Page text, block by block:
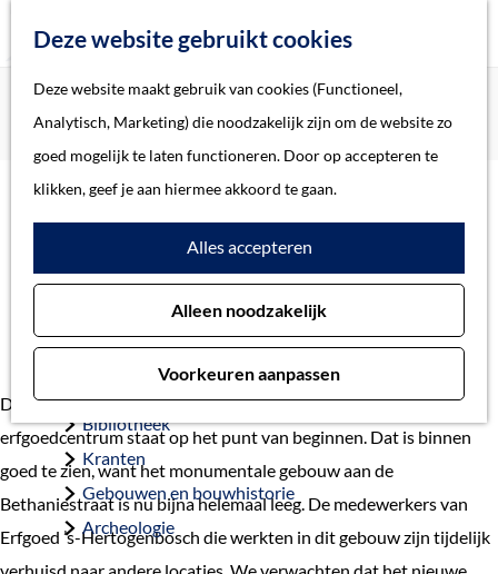
Deze website gebruikt cookies
Deze website maakt gebruik van cookies (Functioneel,
Analytisch, Marketing) die noodzakelijk zijn om de website zo
goed mogelijk te laten functioneren. Door op accepteren te
klikken, geef je aan hiermee akkoord te gaan.
Alles accepteren
Alleen noodzakelijk
Voorkeuren aanpassen
e
p
a
g
k
e
Home
Verhalen
Thema
Soort object
Collecties
Beeld en geluid
Bibliotheek
Kranten
Gebouwen en bouwhistorie
Archeologie
Home
Actueel
Groot Tuighuis is klaar voor verbouwing
Groot Tuighuis is klaar voor
verbouwing
21 april 2022
De verbouwing van het Groot Tuighuis tot modern
erfgoedcentrum staat op het punt van beginnen. Dat is binnen
goed te zien, want het monumentale gebouw aan de
Bethaniestraat is nu bijna helemaal leeg. De medewerkers van
Erfgoed ’s-Hertogenbosch die werkten in dit gebouw zijn tijdelijk